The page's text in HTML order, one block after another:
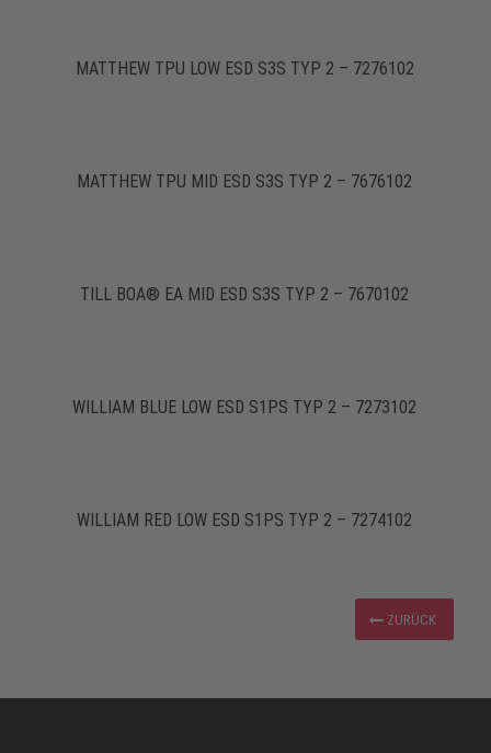
MATTHEW TPU LOW ESD S3S TYP 2 – 7276102
MATTHEW TPU MID ESD S3S TYP 2 – 7676102
TILL BOA® EA MID ESD S3S TYP 2 – 7670102
WILLIAM BLUE LOW ESD S1PS TYP 2 – 7273102
WILLIAM RED LOW ESD S1PS TYP 2 – 7274102
ZURÜCK